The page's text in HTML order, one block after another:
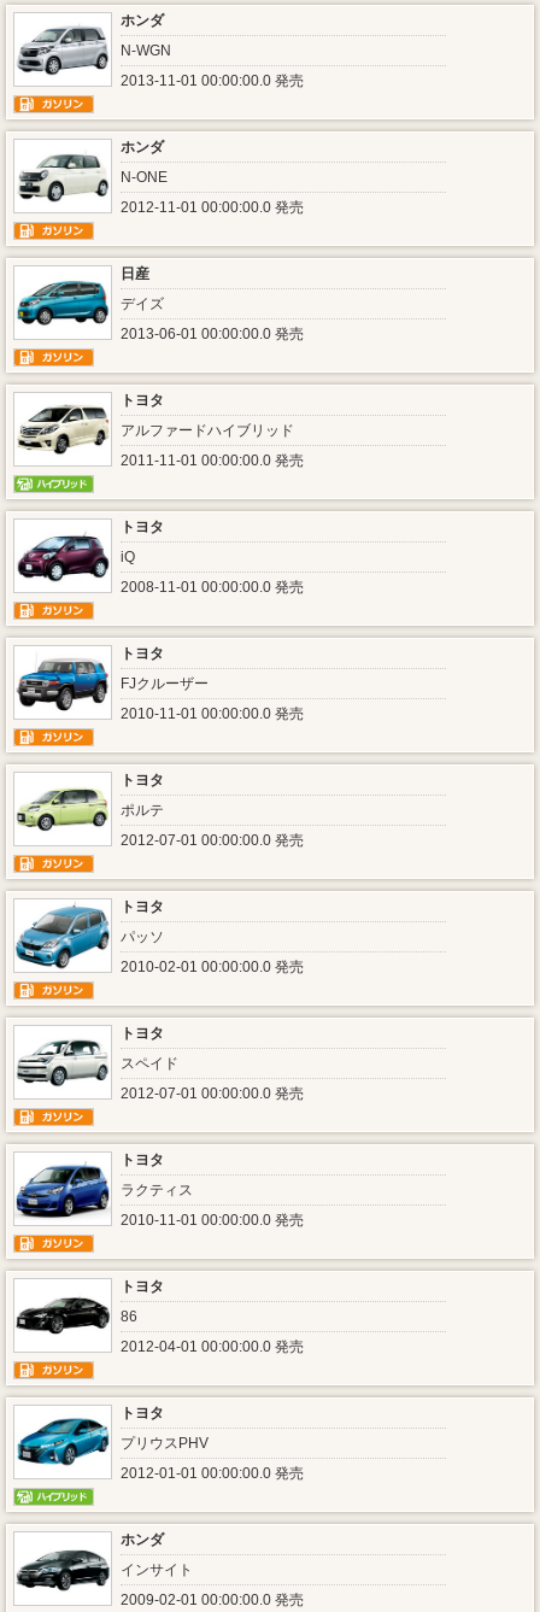
ホンダ
N-WGN
2013-11-01 00:00:00.0 発売
ホンダ
N-ONE
2012-11-01 00:00:00.0 発売
日産
デイズ
2013-06-01 00:00:00.0 発売
トヨタ
アルファードハイブリッド
2011-11-01 00:00:00.0 発売
トヨタ
iQ
2008-11-01 00:00:00.0 発売
トヨタ
FJクルーザー
2010-11-01 00:00:00.0 発売
トヨタ
ポルテ
2012-07-01 00:00:00.0 発売
トヨタ
パッソ
2010-02-01 00:00:00.0 発売
トヨタ
スペイド
2012-07-01 00:00:00.0 発売
トヨタ
ラクティス
2010-11-01 00:00:00.0 発売
トヨタ
86
2012-04-01 00:00:00.0 発売
トヨタ
プリウスPHV
2012-01-01 00:00:00.0 発売
ホンダ
インサイト
2009-02-01 00:00:00.0 発売